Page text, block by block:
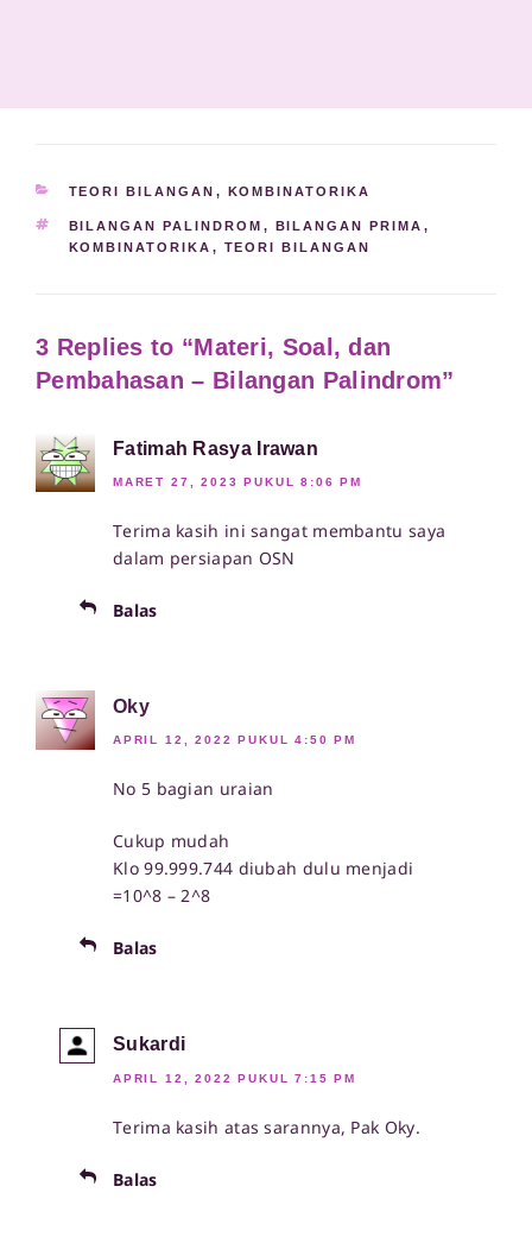
KATEGORI
TEORI BILANGAN , KOMBINATORIKA
TAG
BILANGAN PALINDROM , BILANGAN PRIMA ,
KOMBINATORIKA , TEORI BILANGAN
3 Replies to “Materi, Soal, dan
Pembahasan – Bilangan Palindrom”
Fatimah Rasya Irawan
MARET 27, 2023 PUKUL 8:06 PM
Terima kasih ini sangat membantu saya
dalam persiapan OSN
Balas
Oky
APRIL 12, 2022 PUKUL 4:50 PM
No 5 bagian uraian
Cukup mudah
Klo 99.999.744 diubah dulu menjadi
=10^8 – 2^8
Balas
Sukardi
APRIL 12, 2022 PUKUL 7:15 PM
Terima kasih atas sarannya, Pak Oky.
Balas